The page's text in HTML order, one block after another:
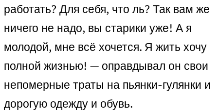
работать? Для себя, что ль? Так вам же
ничего не надо, вы старики уже! А я
молодой, мне всё хочется. Я жить хочу
полной жизнью! — оправдывал он свои
непомерные траты на пьянки-гулянки и
дорогую одежду и обувь.